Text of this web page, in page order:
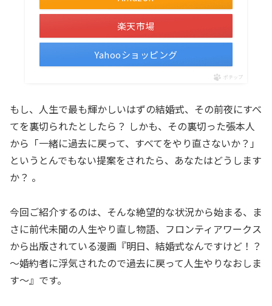
楽天市場
Yahooショッピング
ポチップ
もし、人生で最も輝かしいはずの結婚式、その前夜にすべ
てを裏切られたとしたら？ しかも、その裏切った張本人
から「一緒に過去に戻って、すべてをやり直さないか？」
というとんでもない提案をされたら、あなたはどうします
か？ 。
今回ご紹介するのは、そんな絶望的な状況から始まる、ま
さに前代未聞の人生やり直し物語、フロンティアワークス
から出版されている漫画『明日、結婚式なんですけど！？
～婚約者に浮気されたので過去に戻って人生やりなおしま
す～』です。